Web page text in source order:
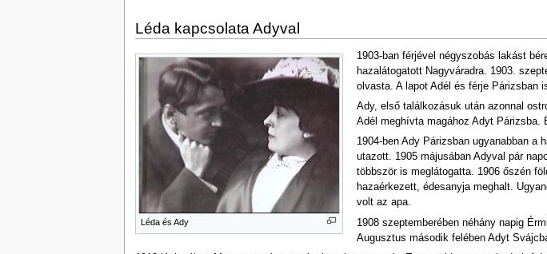
Léda kapcsolata Adyval
Léda és Ady
1903-ban férjével négyszobás lakást
hazalátogatott Nagyváradra. 1903.
olvasta. A lapot Adél és férje Párizsban
Ady, első találkozásuk után azonnal
Adél meghívta magához Adyt Párizsba.
1904-ben Ady Párizsban ugyanabban a
utazott. 1905 májusában Adyval pár
többször is meglátogatta. 1906 őszén
hazaérkezett, édesanyja meghalt.
volt az apa.
1908 szeptemberében néhány napig
Augusztus második felében Adyt